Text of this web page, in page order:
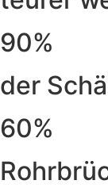
90%
der
60%